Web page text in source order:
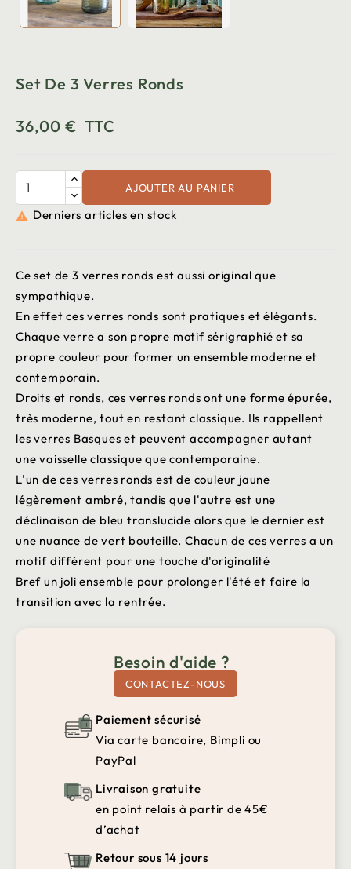
Set De 3 Verres Ronds
36,00 € TTC
AJOUTER AU PANIER
 Derniers articles en stock
Ce set de 3 verres ronds est aussi original que
sympathique.
En effet ces verres ronds sont pratiques et élégants.
Chaque verre a son propre motif sérigraphié et sa
propre couleur pour former un ensemble moderne et
contemporain.
Droits et ronds, ces verres ronds ont une forme épurée,
très moderne, tout en restant classique. Ils rappellent
les verres Basques et peuvent accompagner autant
une vaisselle classique que contemporaine.
L'un de ces verres ronds est de couleur jaune
légèrement ambré, tandis que l'autre est une
déclinaison de bleu translucide alors que le dernier est
une nuance de vert bouteille. Chacun de ces verres a un
motif différent pour une touche d'originalité
Bref un joli ensemble pour prolonger l'été et faire la
transition avec la rentrée.
Besoin d'aide ?
CONTACTEZ-NOUS
Paiement sécurisé
Via carte bancaire, Bimpli ou
PayPal
Livraison gratuite
en point relais à partir de 45€
d’achat
Retour sous 14 jours